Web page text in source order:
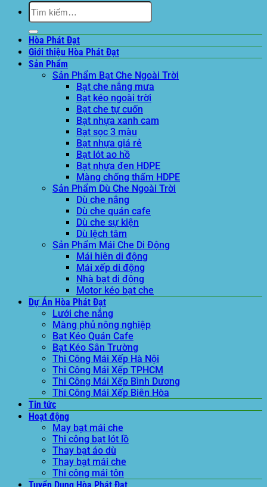
Tìm
kiếm:
Hòa Phát Đạt
Giới thiệu Hòa Phát Đạt
Sản Phẩm
Sản Phẩm Bạt Che Ngoài Trời
Bạt che nắng mưa
Bạt kéo ngoài trời
Bạt che tự cuốn
Bạt nhựa xanh cam
Bạt sọc 3 màu
Bạt nhựa giá rẻ
Bạt lót ao hồ
Bạt nhựa đen HDPE
Màng chống thấm HDPE
Sản Phẩm Dù Che Ngoài Trời
Dù che nắng
Dù che quán cafe
Dù che sự kiện
Dù lệch tâm
Sản Phẩm Mái Che Di Động
Mái hiên di động
Mái xếp di động
Nhà bạt di động
Motor kéo bạt che
Dự Án Hòa Phát Đạt
Lưới che nắng
Màng phủ nông nghiệp
Bạt Kéo Quán Cafe
Bạt Kéo Sân Trường
Thi Công Mái Xếp Hà Nội
Thi Công Mái Xếp TPHCM
Thi Công Mái Xếp Bình Dương
Thi Công Mái Xếp Biên Hòa
Tin tức
Hoạt động
May bạt mái che
Thi công bạt lót lồ
Thay bạt áo dù
Thay bạt mái che
Thi công mái tôn